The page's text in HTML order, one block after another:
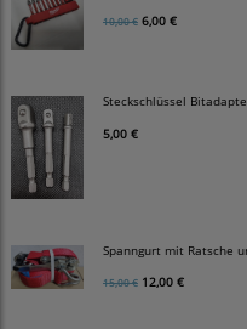
10,00 € 6,00 €
Steckschlüssel
5,00 €
Spanngurt mit Ratsche
15,00 € 12,00 €